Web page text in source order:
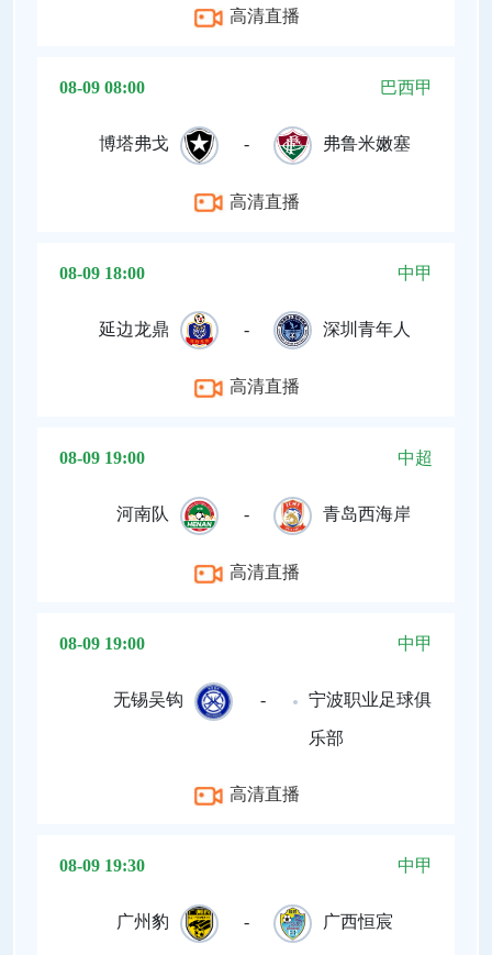
高清直播
08-09 08:00 巴西甲
博塔弗戈 - 弗鲁米嫩塞
高清直播
08-09 18:00 中甲
延边龙鼎 - 深圳青年人
高清直播
08-09 19:00 中超
河南队 - 青岛西海岸
高清直播
08-09 19:00 中甲
无锡吴钩 - 宁波职业足球俱
乐部
高清直播
08-09 19:30 中甲
广州豹 - 广西恒宸